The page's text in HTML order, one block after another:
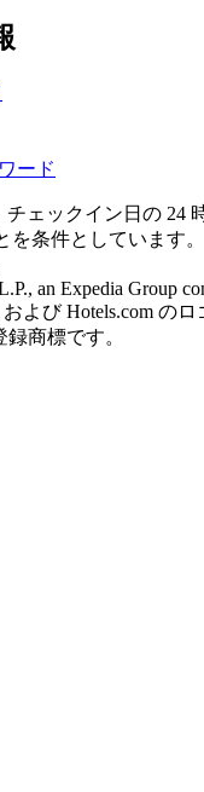
ード
ェックイン日の 24
を条件としています
an Expedia Group
および Hotels.com の
商標です。